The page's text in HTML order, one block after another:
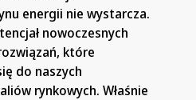
energii nie wystarcza.
nowoczesnych
które
do naszych
rynkowych. Właśnie